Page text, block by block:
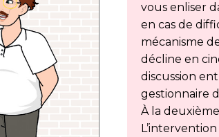
vous enliser
en cas de
mécanisme
décline en
discussion
gestionnaire
À la